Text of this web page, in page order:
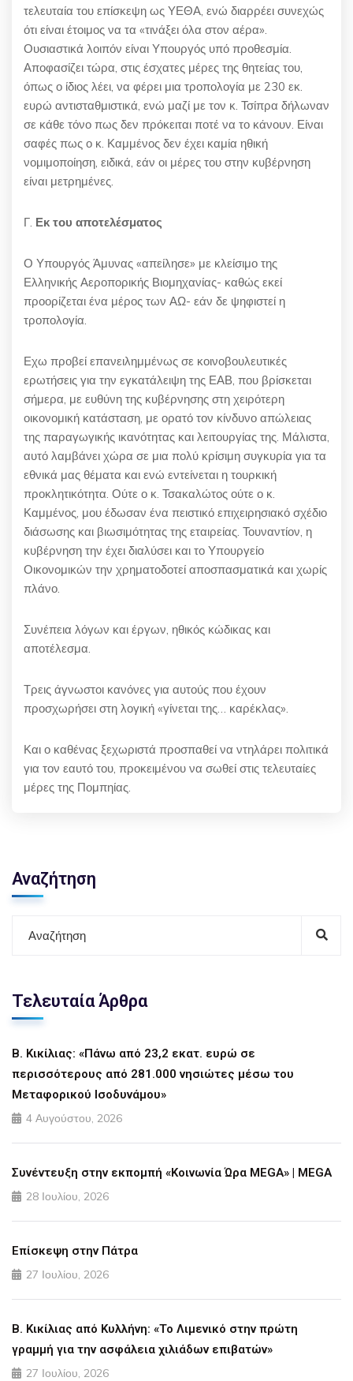
τελευταία του επίσκεψη ως ΥΕΘΑ, ενώ διαρρέει συνεχώς
ότι είναι έτοιμος να τα «τινάξει όλα στον αέρα».
Ουσιαστικά λοιπόν είναι Υπουργός υπό προθεσμία.
Αποφασίζει τώρα, στις έσχατες μέρες της θητείας του,
όπως ο ίδιος λέει, να φέρει μια τροπολογία με 230 εκ.
ευρώ αντισταθμιστικά, ενώ μαζί με τον κ. Τσίπρα δήλωναν
σε κάθε τόνο πως δεν πρόκειται ποτέ να το κάνουν. Είναι
σαφές πως ο κ. Καμμένος δεν έχει καμία ηθική
νομιμοποίηση, ειδικά, εάν οι μέρες του στην κυβέρνηση
είναι μετρημένες.
Γ. Εκ του αποτελέσματος
Ο Υπουργός Άμυνας «απείλησε» με κλείσιμο της
Ελληνικής Αεροπορικής Βιομηχανίας- καθώς εκεί
προορίζεται ένα μέρος των ΑΩ- εάν δε ψηφιστεί η
τροπολογία.
Εχω προβεί επανειλημμένως σε κοινοβουλευτικές
ερωτήσεις για την εγκατάλειψη της ΕΑΒ, που βρίσκεται
σήμερα, με ευθύνη της κυβέρνησης στη χειρότερη
οικονομική κατάσταση, με ορατό τον κίνδυνο απώλειας
της παραγωγικής ικανότητας και λειτουργίας της. Μάλιστα,
αυτό λαμβάνει χώρα σε μια πολύ κρίσιμη συγκυρία για τα
εθνικά μας θέματα και ενώ εντείνεται η τουρκική
προκλητικότητα. Ούτε ο κ. Τσακαλώτος ούτε ο κ.
Καμμένος, μου έδωσαν ένα πειστικό επιχειρησιακό σχέδιο
διάσωσης και βιωσιμότητας της εταιρείας. Τουναντίον, η
κυβέρνηση την έχει διαλύσει και το Υπουργείο
Οικονομικών την χρηματοδοτεί αποσπασματικά και χωρίς
πλάνο.
Συνέπεια λόγων και έργων, ηθικός κώδικας και
αποτέλεσμα.
Τρεις άγνωστοι κανόνες για αυτούς που έχουν
προσχωρήσει στη λογική «γίνεται της… καρέκλας».
Και ο καθένας ξεχωριστά προσπαθεί να ντηλάρει πολιτικά
για τον εαυτό του, προκειμένου να σωθεί στις τελευταίες
μέρες της Πομπηίας.
Αναζήτηση
Τελευταία Άρθρα
Β. Κικίλιας: «Πάνω από 23,2 εκατ. ευρώ σε
περισσότερους από 281.000 νησιώτες μέσω του
Μεταφορικού Ισοδυνάμου»
4 Αυγούστου, 2026
Συνέντευξη στην εκπομπή «Κοινωνία Ώρα MEGA» | MEGA
28 Ιουλίου, 2026
Επίσκεψη στην Πάτρα
27 Ιουλίου, 2026
Β. Κικίλιας από Κυλλήνη: «Το Λιμενικό στην πρώτη
γραμμή για την ασφάλεια χιλιάδων επιβατών»
27 Ιουλίου, 2026